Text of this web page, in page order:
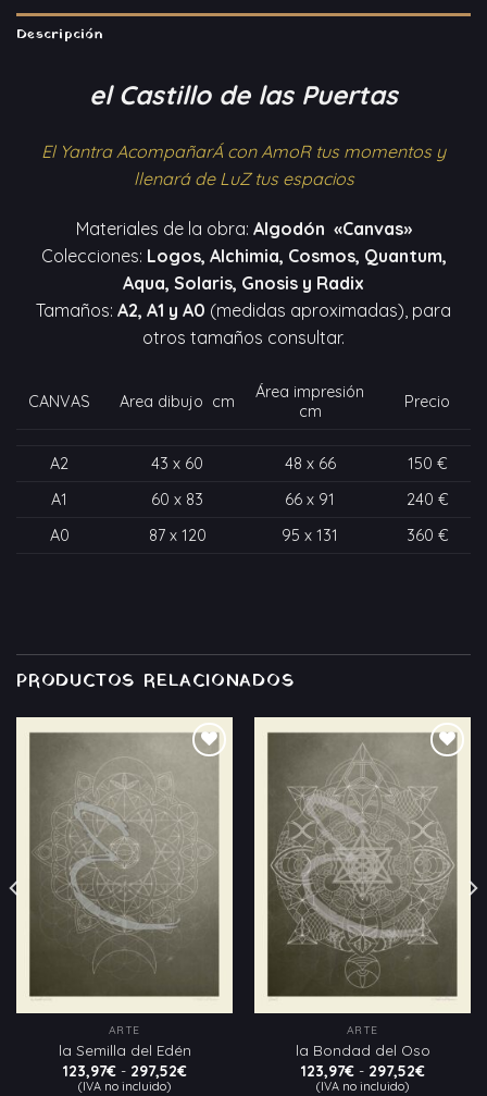
Descripción
el Castillo de las Puertas
El Yantra AcompañarÁ con AmoR tus momentos y
llenará de LuZ tus espacios
Materiales de la obra: Algodón «Canvas»
Colecciones: Logos, Alchimia, Cosmos, Quantum,
Aqua, Solaris, Gnosis y Radix
Tamaños: A2, A1 y A0 (medidas aproximadas), para
otros tamaños consultar.
CANVAS Area dibujo cm
Área impresión
cm
Precio
A2 43 x 60 48 x 66
150 €
A1
60 x 83 66 x 91
240 €
A0
87 x 120 95 x 131 360 €
PRODUCTOS RELACIONADOS
Añadir
a la
lista
de
deseos
ARTE
la Semilla del Edén
123,97€ - 297,52€Rango
(IVA no incluido)
Añadir
a la
lista
de
deseos
ARTE
la Bondad del Oso
123,97€ - 297,52€Rango
(IVA no incluido)